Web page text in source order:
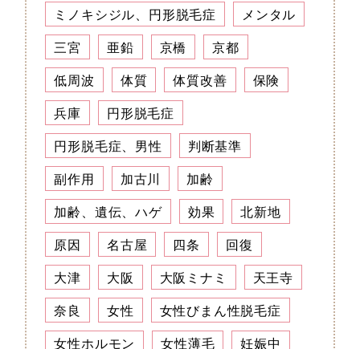
ミノキシジル、円形脱毛症
メンタル
三宮
亜鉛 京橋
京都
低周波
体質 体質改善
保険
兵庫
円形脱毛症
円形脱毛症、男性
判断基準
副作用
加古川
加齢
加齢、遺伝、ハゲ
効果
北新地
原因
名古屋 四条
回復
大津
大阪 大阪ミナミ
天王寺
奈良
女性
女性びまん性脱毛症
女性ホルモン
女性薄毛 妊娠中